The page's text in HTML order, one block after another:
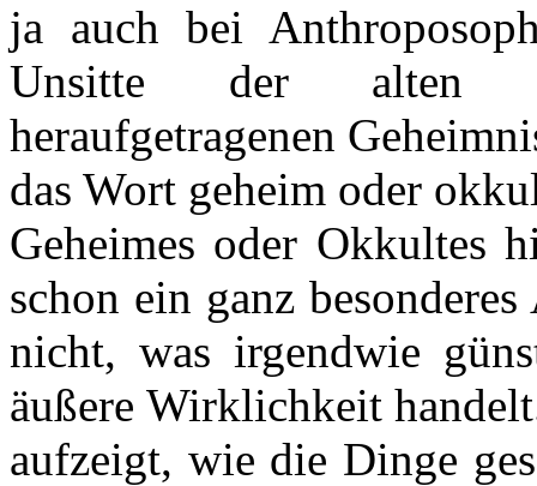
ja auch bei
Unsitte der alten
heraufgetragenen
das Wort geheim oder
Geheimes oder Okkultes
schon ein ganz
nicht, was irgendwie
äußere Wirklichkeit
aufzeigt, wie die Dinge